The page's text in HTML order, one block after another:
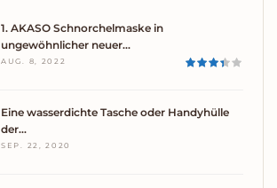
1. AKASO Schnorchelmaske in
ungewöhnlicher neuer…
AUG. 8, 2022
Eine wasserdichte Tasche oder Handyhülle
der…
SEP. 22, 2020